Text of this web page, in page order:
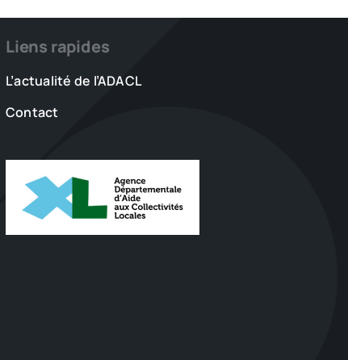
Liens rapides
L’actualité de l’ADACL
Contact